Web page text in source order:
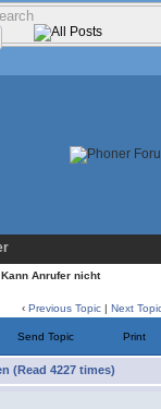
Anrufer nicht
‹ Previous Topic | Next
Send Topic Print
(Read 4227 times)